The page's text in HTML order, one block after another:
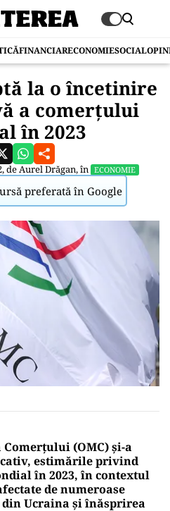
FINANCIARECONOMIESOCIAL
la o încetinire
a comerţului
în 2023
deAurel Drăgan, în ECONOMIE
preferată în Google
(OMC) şi-a
estimările privind
în 2023, în contextul
de numeroase
Ucraina şi înăsprirea